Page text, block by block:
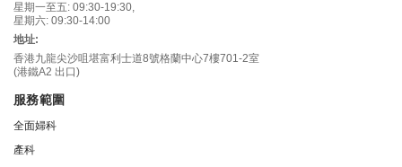
星期一至五: 09:30-19:30,
星期六: 09:30-14:00
地址:
香港九龍尖沙咀堪富利士道8號格蘭中心7樓701-2室
(港鐵A2 出口)
服務範圍
全面婦科
產科